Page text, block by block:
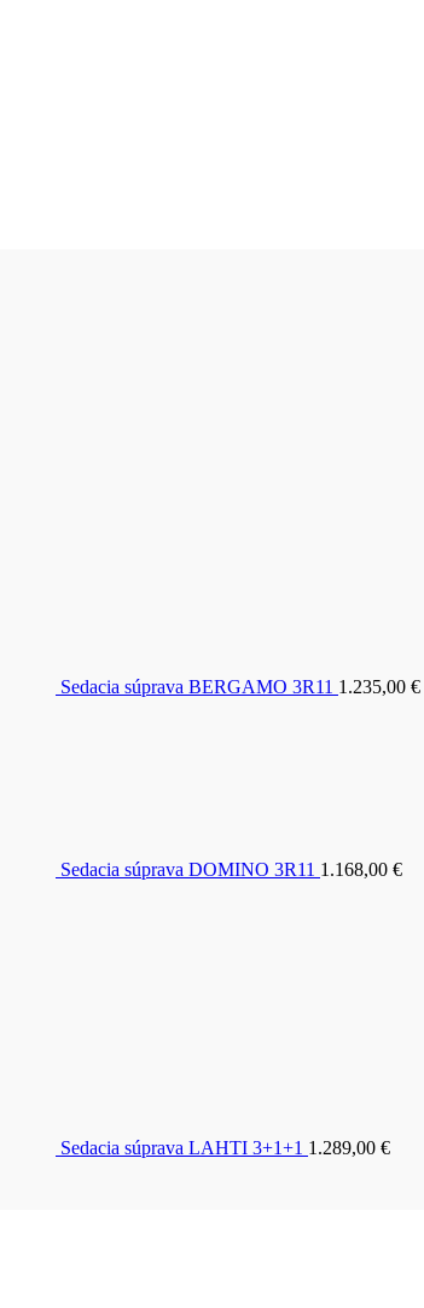
Sedacia súprava BERGAMO 3R11 1.235,00 €
Sedacia súprava DOMINO 3R11 1.168,00 €
Sedacia súprava LAHTI 3+1+1 1.289,00 €